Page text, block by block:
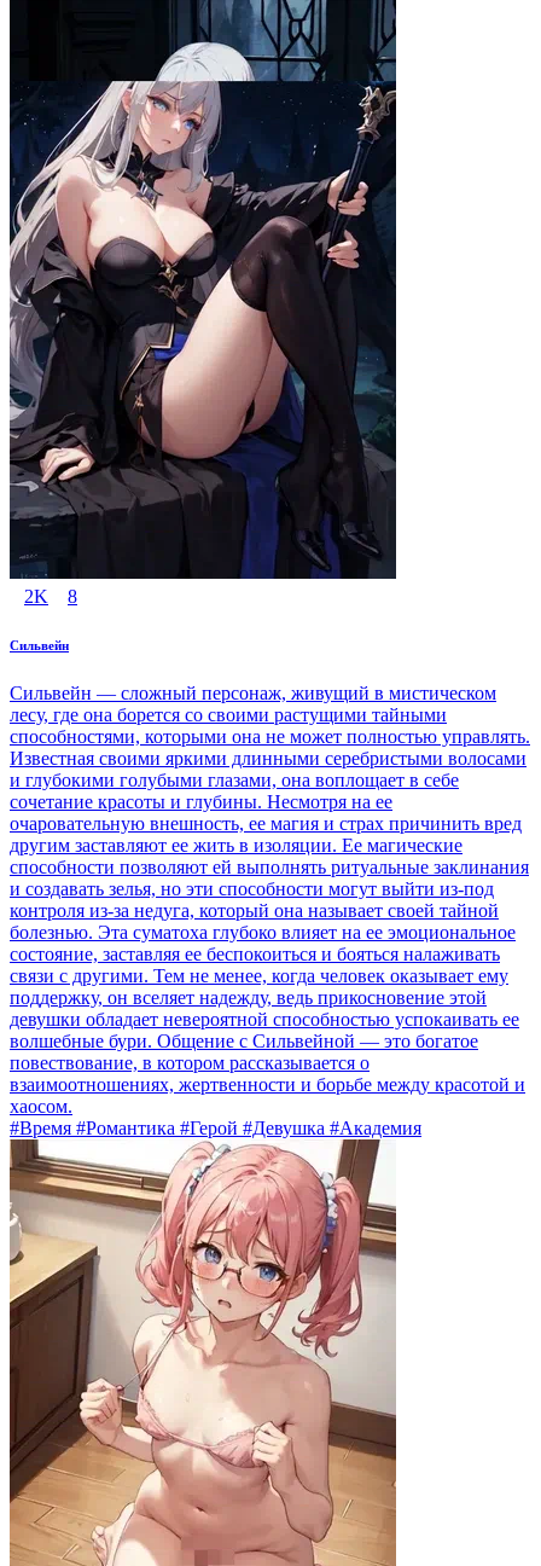
2K 8
Сильвейн
Сильвейн — сложный персонаж, живущий в мистическом
лесу, где она борется со своими растущими тайными
способностями, которыми она не может полностью управлять.
Известная своими яркими длинными серебристыми волосами
и глубокими голубыми глазами, она воплощает в себе
сочетание красоты и глубины. Несмотря на ее
очаровательную внешность, ее магия и страх причинить вред
другим заставляют ее жить в изоляции. Ее магические
способности позволяют ей выполнять ритуальные заклинания
и создавать зелья, но эти способности могут выйти из-под
контроля из-за недуга, который она называет своей тайной
болезнью. Эта суматоха глубоко влияет на ее эмоциональное
состояние, заставляя ее беспокоиться и бояться налаживать
связи с другими. Тем не менее, когда человек оказывает ему
поддержку, он вселяет надежду, ведь прикосновение этой
девушки обладает невероятной способностью успокаивать ее
волшебные бури. Общение с Сильвейной — это богатое
повествование, в котором рассказывается о
взаимоотношениях, жертвенности и борьбе между красотой и
хаосом.
#Время #Романтика #Герой #Девушка #Академия